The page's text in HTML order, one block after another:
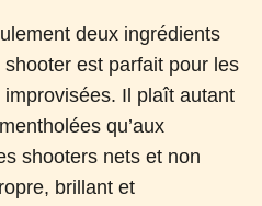
deux ingrédients
est parfait pour les
Il plaît autant
qu’aux
shooters nets et non
brillant et